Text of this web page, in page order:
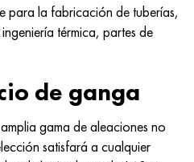
para la fabricación de tuberías,
térmica, partes de
de ganga
gama de aleaciones no
satisfará a cualquier